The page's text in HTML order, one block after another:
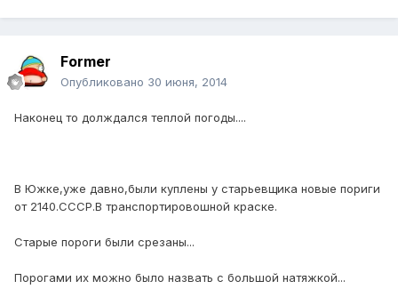
Former
Опубликовано 30 июня, 2014
Наконец то долждался теплой погоды....
В Южке,уже давно,были куплены у старьевщика новые пориги
от 2140.СССР.В транспортировошной краске.
Старые пороги были срезаны...
Порогами их можно было назвать с большой натяжкой...